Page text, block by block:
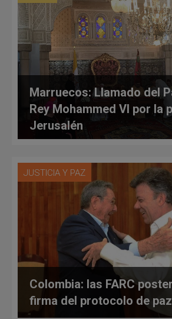
Marruecos: Llamado del
Rey Mohammed VI por la
Jerusalén
JUSTICIA Y PAZ
Colombia: las FARC
firma del protocolo de paz